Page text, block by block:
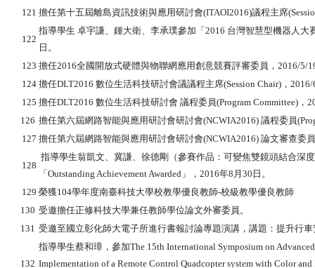
121 擔任第十五屆離島資訊技術與應用研討會(ITAOI2016)議程主席
122
指導學生 卓宇謙、鍾大衛、李承璞參加「2016 台灣智慧型機器人
日。
123 擔任2016全國開放式硬體與物聯網應用創意競賽評審委員，2016/5/
124 擔任DLT2016 數位生活科技研討會議議程主席(Session Chair)，
125 擔任DLT2016 數位生活科技研討會 議程委員(Program Committee)，
126 擔任第六屆網路智能與應用研討會研討會(NCWIA2016) 議程委員
127 擔任第六屆網路智能與應用研討會研討會(NCWIA2016) 論文審查委
128
指導學生翁凱文、冀謙、徐德剛（參賽作品：可變焦雙鏡頭結合深
「Outstanding Achievement Awarded」，2016年8月30日。
129 榮獲104學年度南臺科技大學校教學優良教師-校級教學優良教師
130 受邀擔任正修科技大學兼任教師學位論文外審委員。
131 受邀至國立彰化師大電子所進行書報討論專題演講，講題：提升行
132
指導學生蔡和璋，參加The 15th International Symposium on
Implementation of a Remote Control Quadcopter system with Color